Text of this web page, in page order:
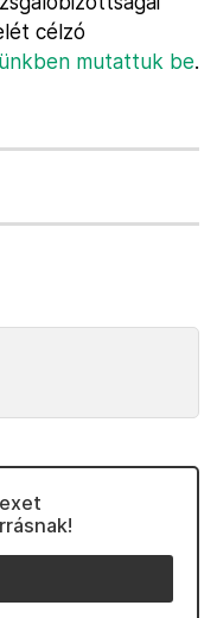
célzó
mutattuk be.